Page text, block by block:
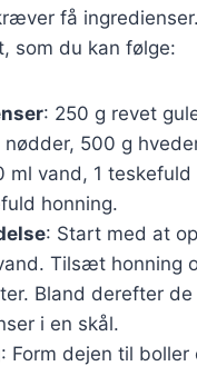
få
som du kan følge:
: 250 g revet
nødder, 500 g
vand, 1 teskefuld
honning.
: Start med at
Tilsæt honning
Bland derefter de
i en skål.
: Form dejen til